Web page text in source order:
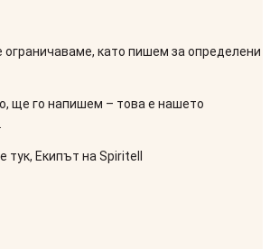
ограничаваме, като пишем за определени
ще го напишем – това е нашето
тук, Екипът на Spiritell